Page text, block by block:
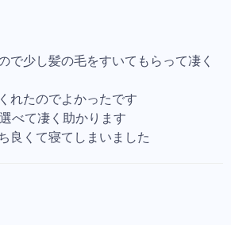
で少し髪の毛をすいてもらって凄く
れたのでよかったです
べて凄く助かります
良くて寝てしまいました